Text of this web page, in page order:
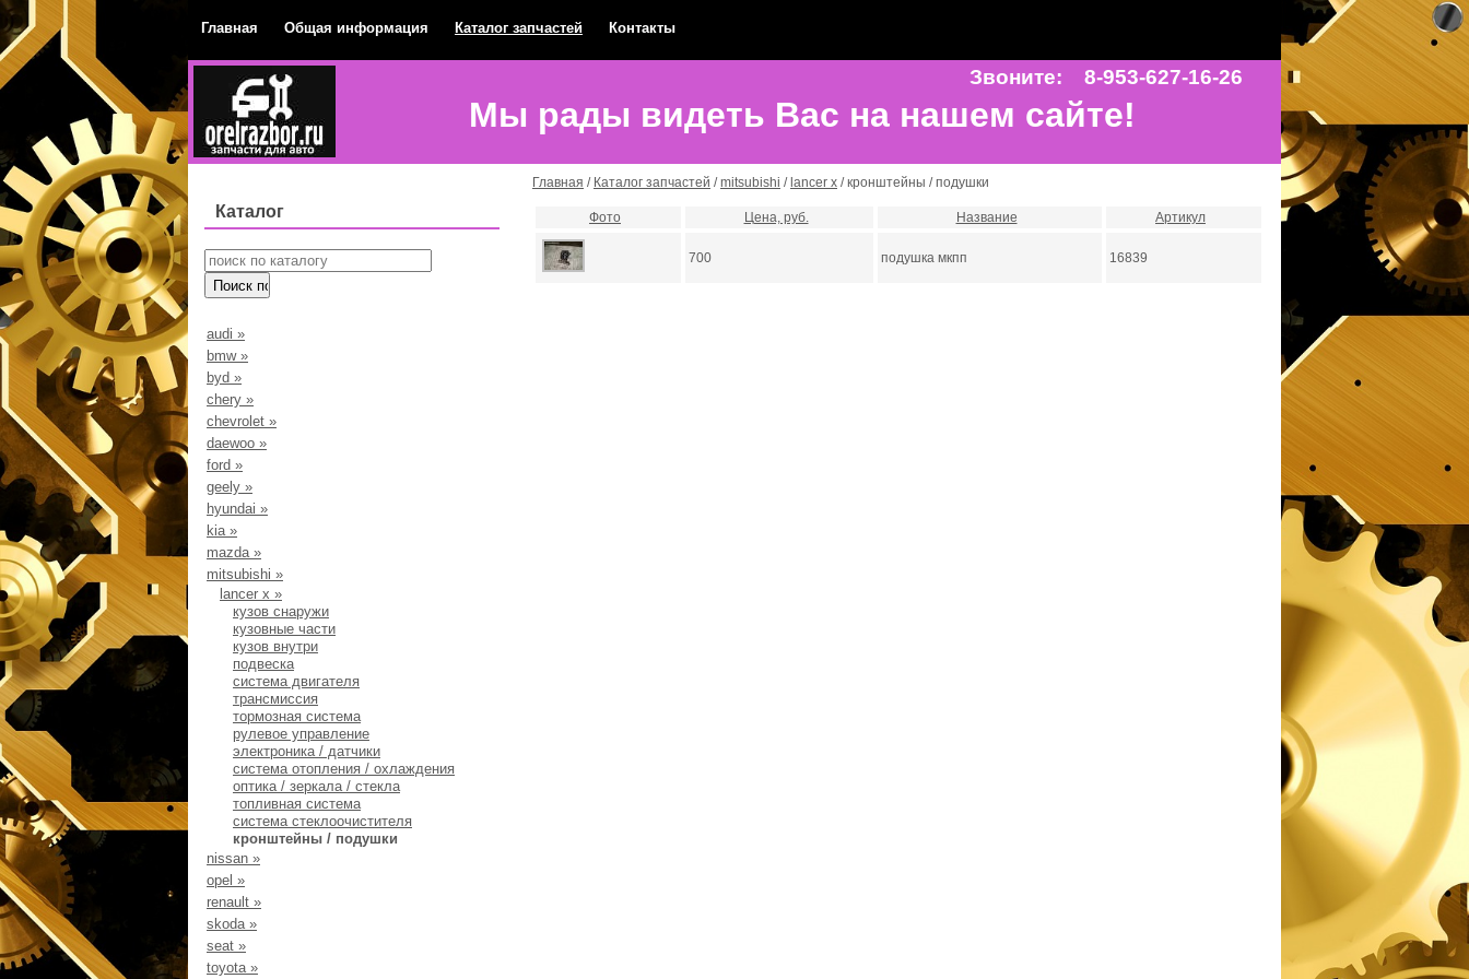
Главная Общая информация Каталог запчастей Контакты
Звоните: 8-953-627-16-26
Мы рады видеть Вас на нашем сайте!
Каталог
audi »
bmw»
byd »
chery »
chevrolet »
daewoo »
ford »
geely »
hyundai »
kia»
mazda»
mitsubishi »
lancer x »
кузов снаружи
кузовные части
кузов внутри
подвеска
система двигателя
трансмиссия
тормозная система
рулевое управление
электроника / датчики
система отопления / охлаждения
оптика / зеркала / стекла
топливная система
система стеклоочистителя
кронштейны / подушки
nissan »
opel »
renault »
skoda»
seat »
toyota»
Главная / Каталог запчастей /mitsubishi / lancer x / кронштейны / подушки
Фото Цена, руб. Название Артикул
700 подушка мкпп 16839